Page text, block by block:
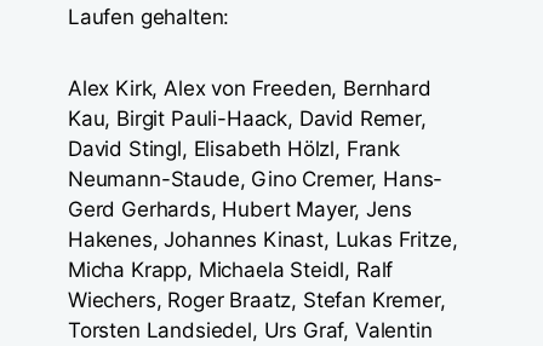
Laufen gehalten:
Alex Kirk, Alex von Freeden, Bernhard
Kau, Birgit Pauli-Haack, David Remer,
David Stingl, Elisabeth Hölzl, Frank
Neumann-Staude, Gino Cremer, Hans-
Gerd Gerhards, Hubert Mayer, Jens
Hakenes, Johannes Kinast, Lukas Fritze,
Micha Krapp, Michaela Steidl, Ralf
Wiechers, Roger Braatz, Stefan Kremer,
Torsten Landsiedel, Urs Graf, Valentin